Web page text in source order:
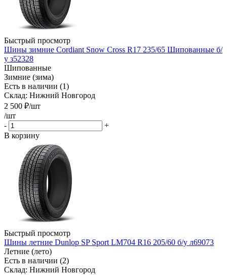
Быстрый просмотр
Шины зимние Cordiant Snow Cross R17 235/65 Шипованные б/
у з52328
Шипованные
Зимние (зима)
Есть в наличии (1)
Склад: Нижний Новгород
2 500 ₽/шт
/шт
-
+
В корзину
Быстрый просмотр
Шины летние Dunlop SP Sport LM704 R16 205/60 б/у л69073
Летние (лето)
Есть в наличии (2)
Склад: Нижний Новгород